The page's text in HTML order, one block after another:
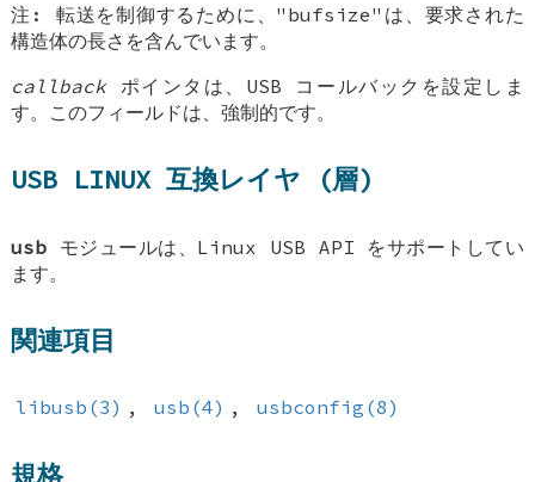
注: 転送を制御するために、"bufsize"は、要求された
構造体の長さを含んでいます。
callbackポインタは、USB コールバックを設定しま
す。このフィールドは、強制的です。
USB LINUX 互換レイヤ (層)
usb モジュールは、Linux USB API をサポートしてい
ます。
関連項目
libusb(3) , usb(4) , usbconfig(8)
規格